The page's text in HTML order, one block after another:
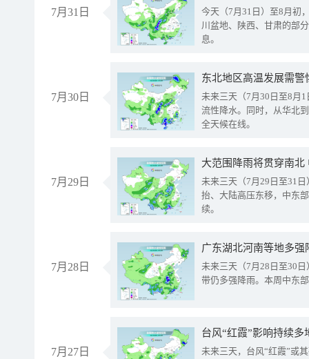
7月31日
今天（7月31日）至8月初
川盆地、陕西、甘肃的部
息。
7月30日
东北地区高温发展需
未来三天（7月30日至8月
流性降水。同时，从华北
全天候在线。
7月29日
大范围降雨将贯穿南
未来三天（7月29日至31
抬、大陆高压东移，中东
续。
7月28日
广东湖北河南等地多
未来三天（7月28日至30
带仍多强降雨。本周中东
7月27日
台风“红霞”影响持续
未来三天，台风“红霞”或